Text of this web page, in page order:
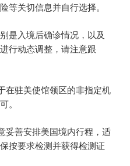
等关切信息并自行选择。
是入境后确诊情况，以及
行动态调整，请注意跟
在驻美使馆领区的非指定机
。
妥善安排美国境内行程，适
按要求检测并获得检测证